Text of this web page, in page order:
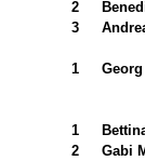
2
3
1
1
2
Gabi